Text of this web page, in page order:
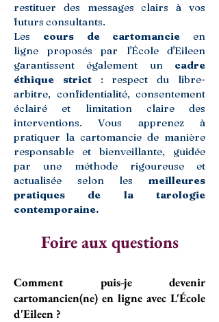
restituer des messages clairs à vos
futurs consultants.
Les cours de cartomancie en
ligne proposés par l'École d'Eileen
garantissent également un cadre
éthique strict: respect du libre-
arbitre, confidentialité, consentement
éclairé et limitation claire des
interventions. Vous apprenez à
pratiquer la cartomancie de manière
responsable et bienveillante, guidée
par une méthode rigoureuse et
actualisée selon les meilleures
pratiques de la tarologie
contemporaine.
Foire aux questions
Comment puis-je devenir
cartomancien(ne) en ligne avec L'École
d'Eileen ?